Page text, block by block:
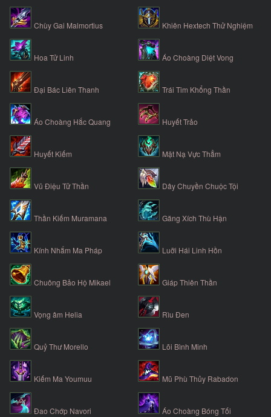
Chùy Gai Malmortius Khiên Hextech Thử Nghiệm
Hoa Tử Linh Áo Choàng Diệt Vong
Đại Bác Liên Thanh Trái Tim Khổng Thần
Áo Choàng Hắc Quang Huyết Trảo
Huyết Kiếm Mặt Nạ Vực Thẳm
Vũ Điệu Tử Thần Dây Chuyền Chuộc Tội
Thần Kiếm Muramana Găng Xích Thù Hận
Kính Nhắm Ma Pháp Luỡi Hái Linh Hồn
Chuông Bảo Hộ Mikael Giáp Thiên Thần
Vọng âm Helia Rìu Đen
Quỷ Thư Morello Lõi Bình Minh
Kiếm Ma Youmuu Mũ Phù Thủy Rabadon
Đao Chớp Navori Áo Choàng Bóng Tối